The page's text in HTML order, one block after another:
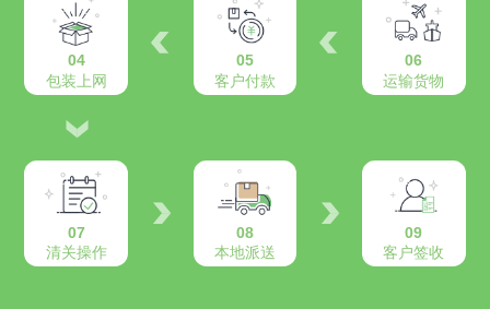
04
包装上网
05
客户付款
06
运输货物
07
清关操作
08
本地派送
09
客户签收